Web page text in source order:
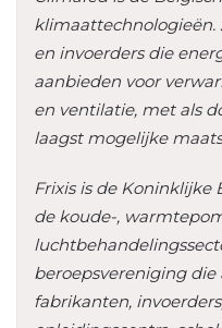
en invoerders die
aanbieden voor
en ventilatie, met als
laagst mogelijke
Frixis is de Koninklijke
de koude-,
beroepsvereniging die
fabrikanten,